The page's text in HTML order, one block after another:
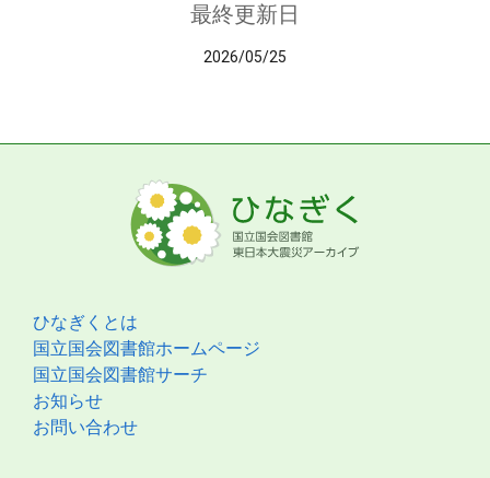
最終更新日
2026/05/25
ひなぎくとは
国立国会図書館ホームページ
国立国会図書館サーチ
お知らせ
お問い合わせ